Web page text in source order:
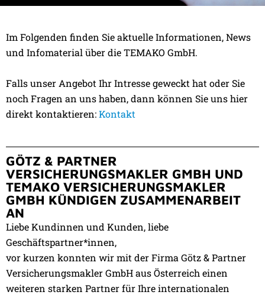
NEWS ZUM THEMA:
MIT UNS SIND SIE AUF DEM
Im Folgenden finden Sie aktuelle Informationen, News
und Infomaterial über die TEMAKO GmbH.
Falls unser Angebot Ihr Intresse geweckt hat oder Sie
noch Fragen an uns haben, dann können Sie uns hier
direkt kontaktieren:Kontakt
GÖTZ & PARTNER
VERSICHERUNGSMAKLER GMBH UND
TEMAKO VERSICHERUNGSMAKLER
GMBH KÜNDIGEN ZUSAMMENARBEIT
AN
Liebe Kundinnen und Kunden, liebe
Geschäftspartner*innen,
vor kurzen konnten wir mit der Firma Götz & Partner
Versicherungsmakler GmbH aus Österreich einen
weiteren starken Partner für Ihre internationalen